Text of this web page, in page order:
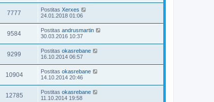
7777 Postitas Xerxes
24.01.2018 01:06
9584 Postitas andrusmartin
30.03.2016 10:37
9299 Postitas okasrebane
16.10.2014 06:57
10904 Postitas okasrebane
14.10.2014 20:46
12785 Postitas okasrebane
11.10.2014 19:58